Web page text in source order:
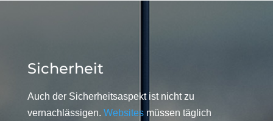
Sicherheit
Auch der Sicherheitsaspekt ist nicht zu
vernachlässigen. Websitesmüssen täglich